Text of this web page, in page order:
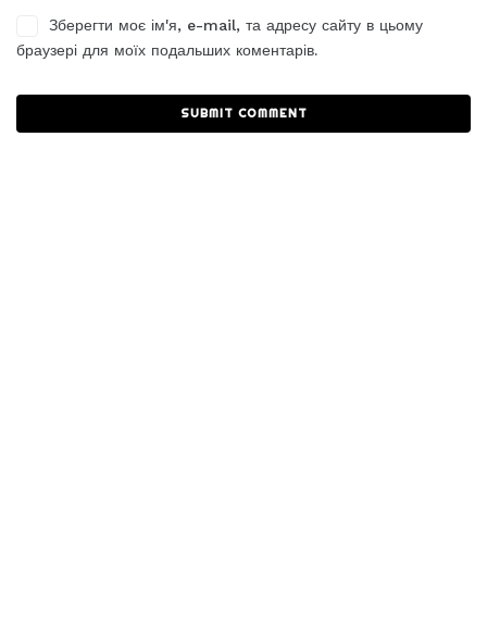
Зберегти моє ім'я, e-mail, та адресу сайту в цьому
браузері для моїх подальших коментарів.